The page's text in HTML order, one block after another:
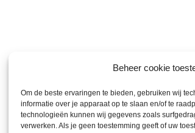
Beheer cookie
Om de beste ervaringen te bieden, gebruiken wij
informatie over je apparaat op te slaan en/of te
technologieën kunnen wij gegevens zoals
verwerken. Als je geen toestemming geeft of uw